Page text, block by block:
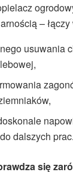
– łączy
usuwania
dalszych prac.
się